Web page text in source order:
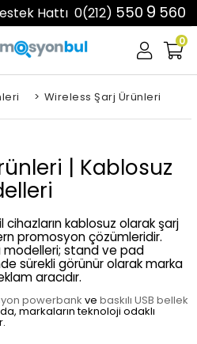
Hattı0(212) 550 9 560
0
> Wireless Şarj Ürünleri
| Kablosuz
kablosuz olarak şarj
promosyon çözümleridir.
modelleri; stand ve pad
sürekli görünür olarak marka
aracıdır.
powerbank ve baskılı USB bellek
markaların teknoloji odaklı